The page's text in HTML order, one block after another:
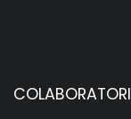
COLABORATORI